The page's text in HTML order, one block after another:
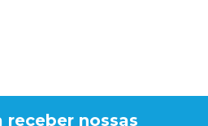
receber nossas